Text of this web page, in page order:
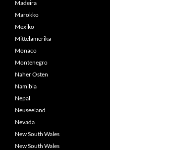
Madeira
Marokko
Mexiko
Mittelamerika
Monaco
Montenegro
Naher Osten
Namibia
Nepal
Neuseeland
Nevada
New South Wales
New South Wales